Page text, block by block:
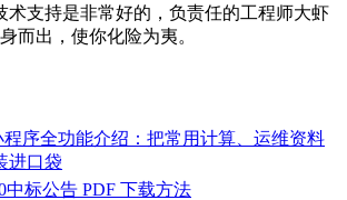
术支持是非常好的，负责任的工程师大虾
而出，使你化险为夷。
程序全功能介绍：把常用计算、运维资料
进口袋
中标公告 PDF 下载方法